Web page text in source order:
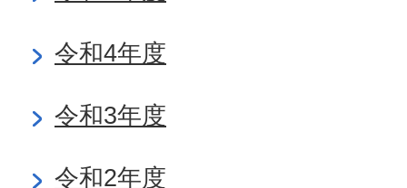
令和4年度
令和3年度
令和2年度